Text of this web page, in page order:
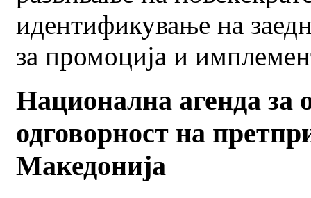
идентификување на
за промоција и
Национална агенда за
одговорност на
Македонија